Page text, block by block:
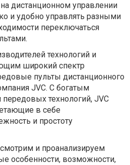
дистанционном управлении
и удобно управлять разными
переключаться
технологий и
широкий спектр
пульты дистанционного
JVC. С богатым
технологий, JVC
в себе
и простоту
и проанализируем
особенности, возможности,